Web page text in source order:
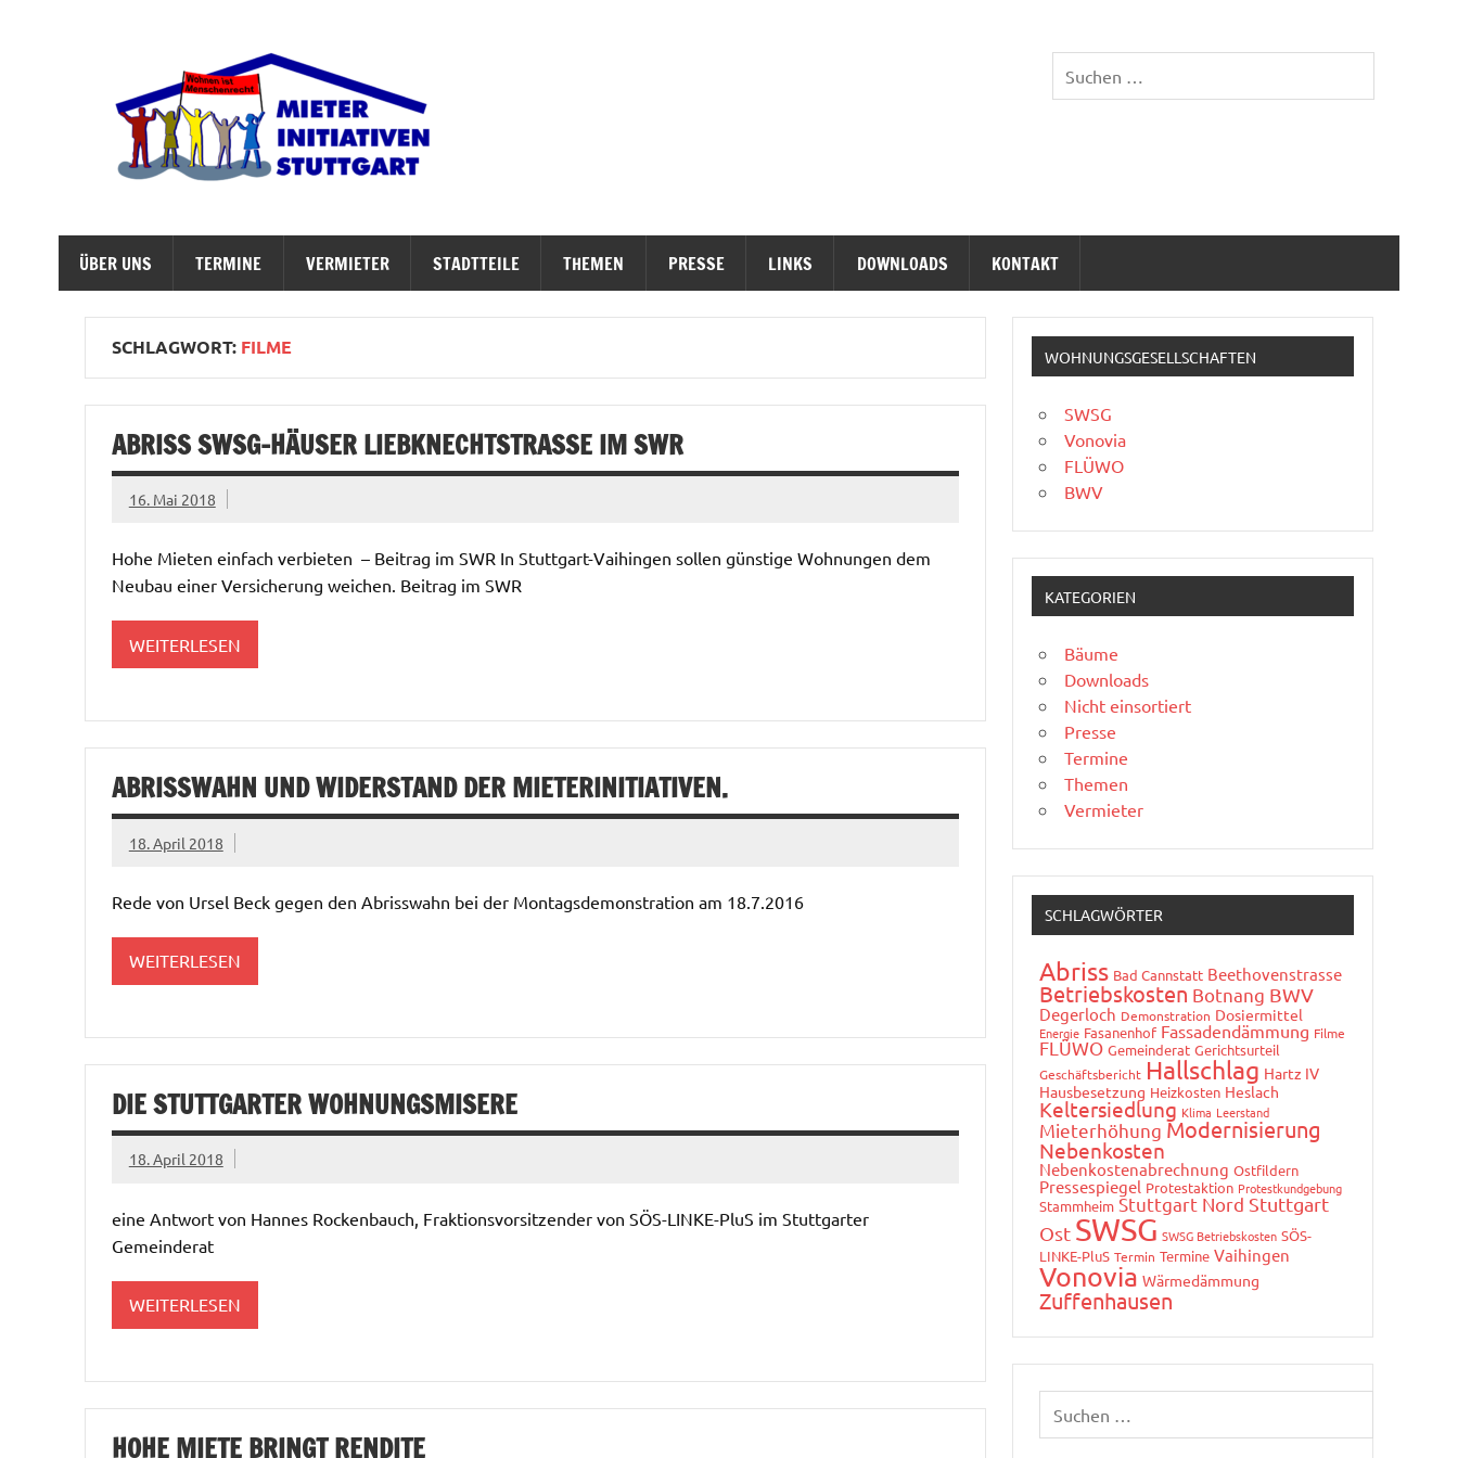
ÜBER UNS TERMINE VERMIETER STADTTEILE THEMEN PRESSE LINKS DOWNLOADS KONTAKT
SCHLAGWORT: FILME
ABRISS SWSG-HÄUSER LIEBKNECHTSTRASSE IM SWR
16. Mai 2018
Hohe Mieten einfach verbieten – Beitrag im SWR In Stuttgart-Vaihingen sollen günstige Wohnungen dem
Neubau einer Versicherung weichen. Beitrag im SWR
WEITERLESEN
ABRISSWAHN UND WIDERSTAND DER MIETERINITIATIVEN.
18. April 2018
Rede von Ursel Beck gegen den Abrisswahn bei der Montagsdemonstration am 18.7.2016
WEITERLESEN
DIE STUTTGARTER WOHNUNGSMISERE
18. April 2018
eine Antwort von Hannes Rockenbauch, Fraktionsvorsitzender von SÖS-LINKE-PluS im Stuttgarter
Gemeinderat
WEITERLESEN
HOHE MIETE BRINGT RENDITE
WOHNUNGSGESELLSCHAFTEN
SWSG
Vonovia
FLÜWO
BWV
KATEGORIEN
Bäume
Downloads
Nicht einsortiert
Presse
Termine
Themen
Vermieter
SCHLAGWÖRTER
Abriss Bad Cannstatt Beethovenstrasse
Betriebskosten Botnang BWV
Degerloch Demonstration Dosiermittel
Energie Fasanenhof Fassadendämmung Filme
FLÜWO Gemeinderat Gerichtsurteil
Geschäftsbericht Hallschlag Hartz IV
Hausbesetzung Heizkosten Heslach
Keltersiedlung Klima Leerstand
Mieterhöhung Modernisierung
Nebenkosten
Nebenkostenabrechnung Ostfildern
Pressespiegel Protestaktion Protestkundgebung
Stammheim Stuttgart Nord Stuttgart
Ost SWSG SWSG Betriebskosten SÖS-
LINKE-PluS Termin Termine Vaihingen
Vonovia Wärmedämmung
Zuffenhausen